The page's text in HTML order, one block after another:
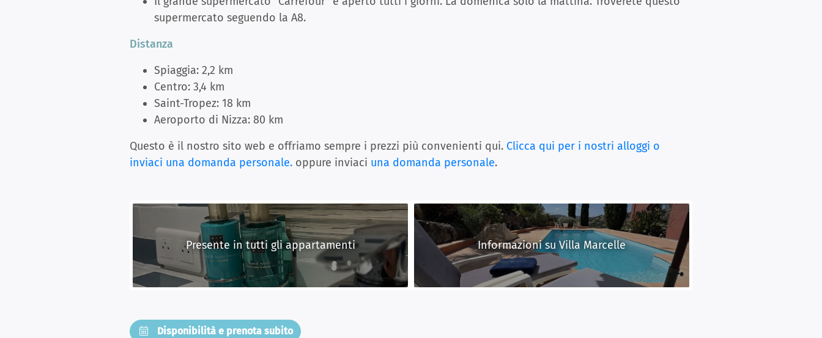
supermercato seguendo la A8.
Distanza
Spiaggia: 2,2 km
Centro: 3,4 km
Saint-Tropez: 18 km
Aeroporto di Nizza: 80 km
Questo è il nostro sito web e offriamo sempre i prezzi più convenienti qui. Clicca qui per i nostri alloggi o
inviaci una domanda personale. oppure inviaci una domanda personale.
Presente in tutti gli appartamenti Informazioni su Villa Marcelle
Disponibilità e prenota subito